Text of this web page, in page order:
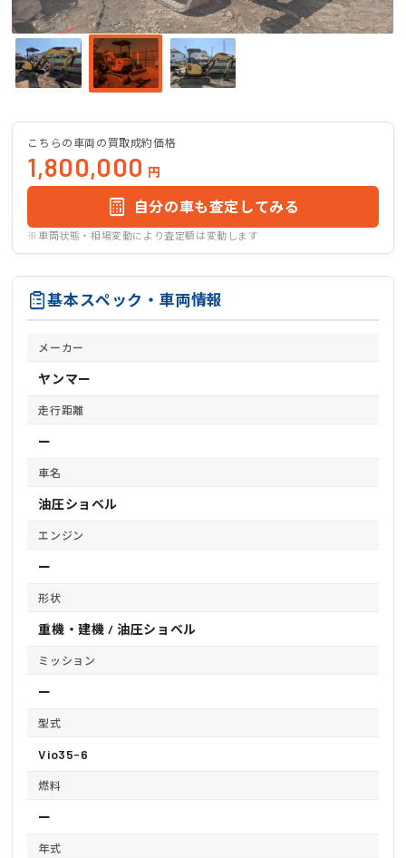
こちらの車両の買取成約価格
1,800,000 円
自分の車も査定してみる
※車両状態・相場変動により査定額は変動します
基本スペック・車両情報
メーカー
ヤンマー
走行距離
ー
車名
油圧ショベル
エンジン
ー
形状
重機・建機 / 油圧ショベル
ミッション
ー
型式
Vio35-6
燃料
ー
年式